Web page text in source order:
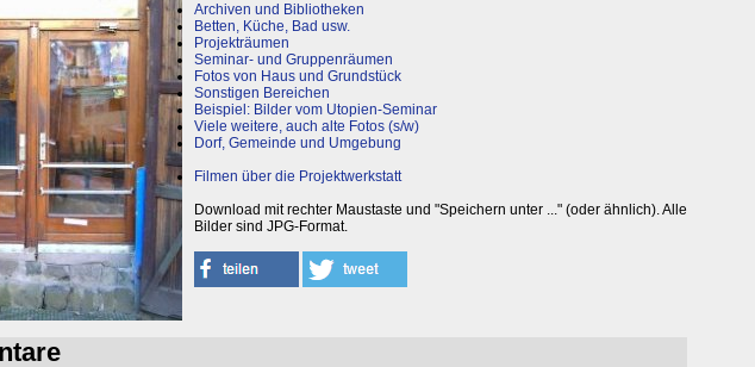
Archiven und Bibliotheken
Betten, Küche, Bad usw.
Projekträumen
Seminar- und Gruppenräumen
Fotos von Haus und Grundstück
Sonstigen Bereichen
Beispiel: Bilder vom Utopien-Seminar
Viele weitere, auch alte Fotos (s/w)
Dorf, Gemeinde und Umgebung
Filmen über die Projektwerkstatt
Download mit rechter Maustaste und "Speichern unter ..." (oder ähnlich). Alle
Bilder sind JPG-Format.